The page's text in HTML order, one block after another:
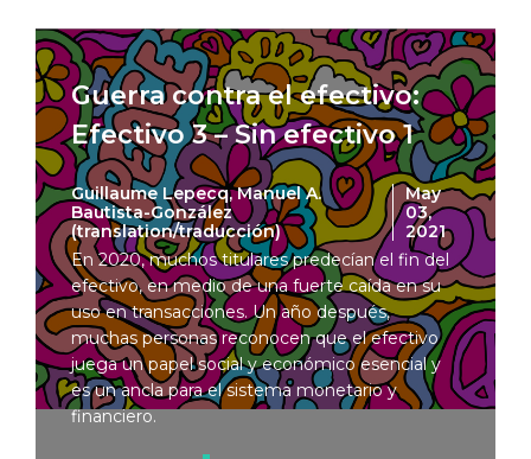
Guerra contra el efectivo:
Efectivo 3 – Sin efectivo 1
Guillaume Lepecq, Manuel A.
Bautista-González
(translation/traducción)
May
03,
2021
En 2020, muchos titulares predecían el fin del
efectivo, en medio de una fuerte caída en su
uso en transacciones. Un año después,
muchas personas reconocen que el efectivo
juega un papel social y económico esencial y
es un ancla para el sistema monetario y
financiero.